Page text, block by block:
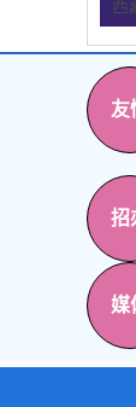
西
友
招
媒